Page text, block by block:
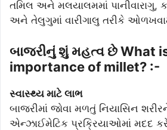
તમિલ અને મલયાલમમાં પાનીવારાગુ,
અને તેલુગુમાં વારીગાલુ તરીકે
બાજરીનું શું મહત્વ છે What
importance of millet? :-
સ્વાસ્થ્ય માટે લાભ
બાજરીમાં જોવા મળતું નિયાસિન
એન્ઝાઈમેટિક પ્રક્રિયાઓમાં મદદ